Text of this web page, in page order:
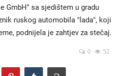
GmbH" sa sjedištem u gradu
ruskog automobila "lada", koji
podnijela je zahtjev za stečaj.
0 52